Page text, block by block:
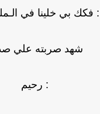
بي خلينا في
شهد صربته علي
: رحيم